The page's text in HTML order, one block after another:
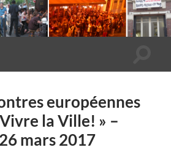
européennes
la Ville! » –
mars 2017